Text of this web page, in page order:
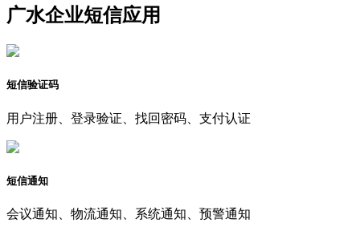
广水企业短信应用
短信验证码
用户注册、登录验证、找回密码、支付认证
短信通知
会议通知、物流通知、系统通知、预警通知